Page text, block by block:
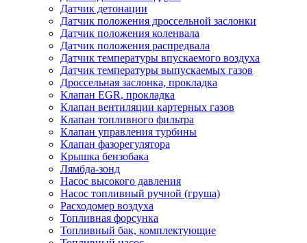
Датчик детонации
Датчик положения дроссельной заслонки
Датчик положения коленвала
Датчик положения распредвала
Датчик температуры впускаемого воздуха
Датчик температуры выпускаемых газов
Дроссельная заслонка, прокладка
Клапан EGR, прокладка
Клапан вентиляции картерных газов
Клапан топливного фильтра
Клапан управления турбины
Клапан фазорегулятора
Крышка бензобака
Лямбда-зонд
Насос высокого давления
Насос топливный ручной (груша)
Расходомер воздуха
Топливная форсунка
Топливный бак, комплектующие